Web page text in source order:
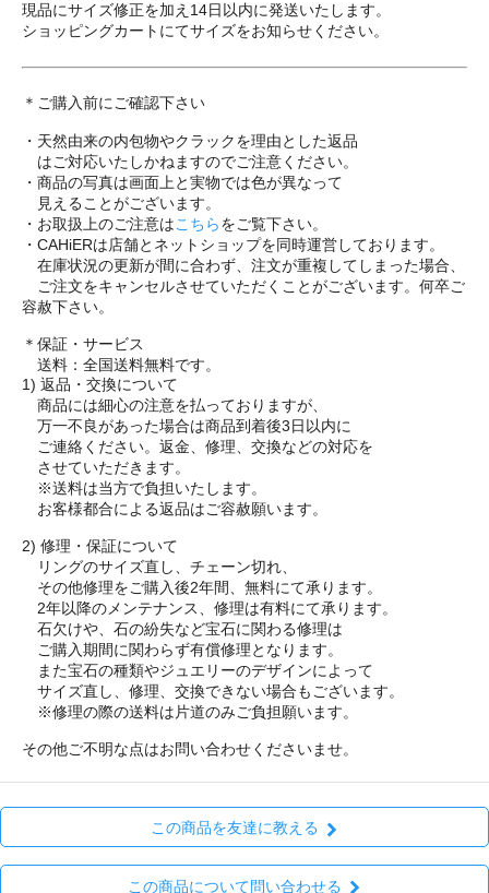
現品にサイズ修正を加え14日以内に発送いたします。
ショッピングカートにてサイズをお知らせください。
＊ご購入前にご確認下さい
・天然由来の内包物やクラックを理由とした返品
はご対応いたしかねますのでご注意ください。
・商品の写真は画面上と実物では色が異なって
見えることがございます。
・お取扱上のご注意はこちらをご覧下さい。
・CAHiERは店舗とネットショップを同時運営しております。
在庫状況の更新が間に合わず、注文が重複してしまった場合、
ご注文をキャンセルさせていただくことがございます。何卒ご
容赦下さい。
＊保証・サービス
送料：全国送料無料です。
1) 返品・交換について
商品には細心の注意を払っておりますが、
万一不良があった場合は商品到着後3日以内に
ご連絡ください。返金、修理、交換などの対応を
させていただきます。
※送料は当方で負担いたします。
お客様都合による返品はご容赦願います。
2) 修理・保証について
リングのサイズ直し、チェーン切れ、
その他修理をご購入後2年間、無料にて承ります。
2年以降のメンテナンス、修理は有料にて承ります。
石欠けや、石の紛失など宝石に関わる修理は
ご購入期間に関わらず有償修理となります。
また宝石の種類やジュエリーのデザインによって
サイズ直し、修理、交換できない場合もございます。
※修理の際の送料は片道のみご負担願います。
その他ご不明な点はお問い合わせくださいませ。
この商品を友達に教える
この商品について問い合わせる